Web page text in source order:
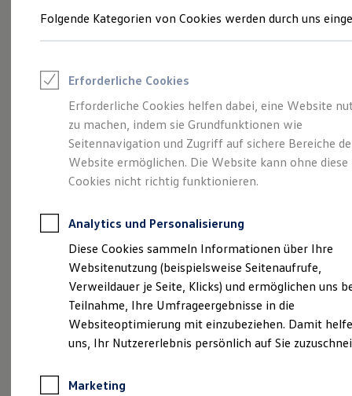
Junge Gebrauchtwagen und Gebrauchtwagen
Saisonangebote
Leasing
Leasing-Angebote
Gebrauchtwagen Leasing
Junge Gebrauchtwagen-Leasing
Elektroauto Leasing
Kleinwagen-Leasing
Leasing ohne Anzahlung
Autokredit mit Schlussrate
Versicherungen und Garantien
Kfz-Versicherung
Restschuldversicherungen
Garantien
Wartungsverträge
Geschäftskunden
Professional Class bei Volkswagen
Großkunden
Behörden
Anpfiff zum Gewinn
Eine Klasse für sich.
Der Golf.
Impressum & Rechtliches
Folgende Kategorien von Cookies werden durch uns
Erforderliche Cookies
Erforderliche Cookies helfen dabei, eine Website
zu machen, indem sie Grundfunktionen wie
Seitennavigation und Zugriff auf sichere Bereiche
Website ermöglichen. Die Website kann ohne diese
Cookies nicht richtig funktionieren.
Analytics und Personalisierung
Diese Cookies sammeln Informationen über Ihre
Websitenutzung (beispielsweise Seitenaufrufe,
Verweildauer je Seite, Klicks) und ermöglichen uns
Teilnahme, Ihre Umfrageergebnisse in die
Websiteoptimierung mit einzubeziehen. Damit
uns, Ihr Nutzererlebnis persönlich auf Sie
Marketing